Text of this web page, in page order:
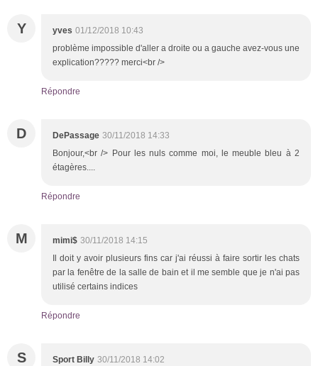
Y yves 01/12/2018 10:43
problème impossible d'aller a droite ou a gauche avez-vous une
explication????? merci<br />
Répondre
D DePassage 30/11/2018 14:33
Bonjour,<br /> Pour les nuls comme moi, le meuble bleu à 2
étagères....
Répondre
M mimi$ 30/11/2018 14:15
Il doit y avoir plusieurs fins car j'ai réussi à faire sortir les chats
par la fenêtre de la salle de bain et il me semble que je n'ai pas
utilisé certains indices
Répondre
S Sport Billy 30/11/2018 14:02